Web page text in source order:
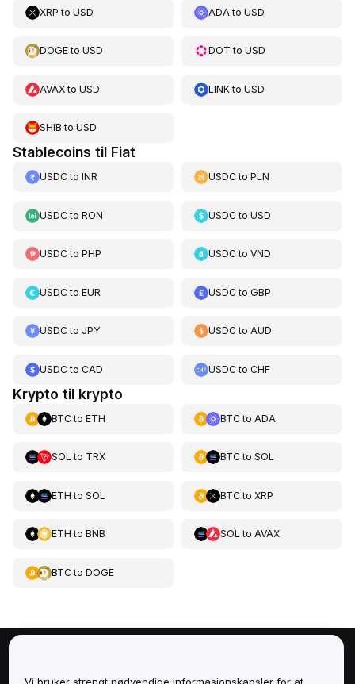
XRP to USD ADA toUSD
DOGEto USD DOT toUSD
AVAXto USD LINKtoUSD
SHIB to USD
Stablecoins til Fiat
USDCto INR USDCtoPLN
USDCto RON USDCtoUSD
USDCto PHP USDCtoVND
USDCto EUR USDCtoGBP
USDCto JPY USDCtoAUD
USDCto CAD USDCtoCHF
Krypto til krypto
BTCto ETH BTCto ADA
SOL to TRX BTCto SOL
ETH to SOL BTCto XRP
ETH to BNB SOL to AVAX
BTCto DOGE